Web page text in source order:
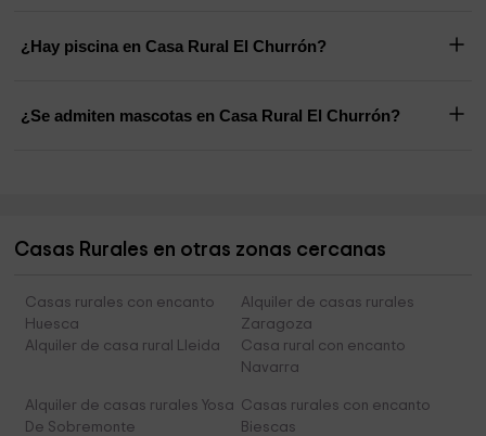
¿Hay piscina en Casa Rural El Churrón?
¿Se admiten mascotas en Casa Rural El Churrón?
Casas Rurales en otras zonas cercanas
Casas rurales con encanto
Huesca
Alquiler de casas rurales
Zaragoza
Alquiler de casa rural Lleida
Casa rural con encanto
Navarra
Alquiler de casas rurales Yosa
De Sobremonte
Casas rurales con encanto
Biescas